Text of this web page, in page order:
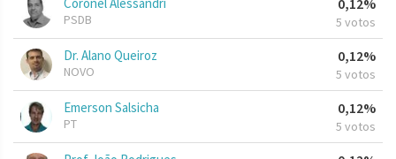
PSDB
0,12%
5 votos
Dr. Alano Queiroz
NOVO
0,12%
5 votos
Emerson Salsicha
PT
0,12%
5 votos